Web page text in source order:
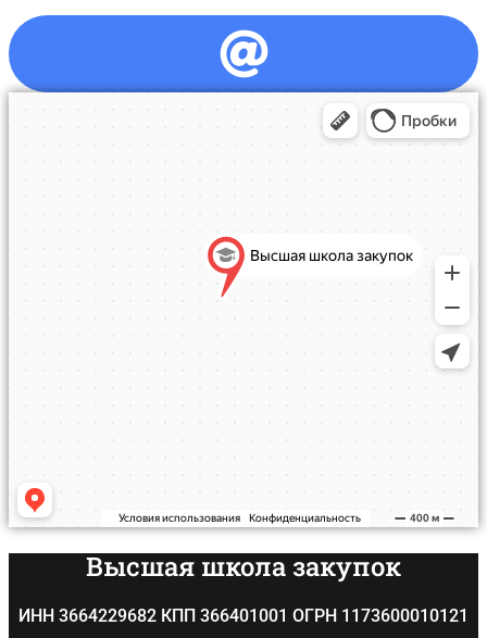
Высшая школа закупок
ИНН 3664229682 КПП 366401001 ОГРН 1173600010121